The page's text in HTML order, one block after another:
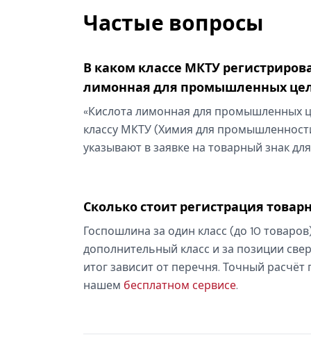
Частые вопросы
В каком классе МКТУ
лимонная для промышленных
«Кислота лимонная для промышленных
классу МКТУ (Химия для
указывают в заявке на товарный знак
Сколько стоит регистрация
Госпошлина за один класс (до 10
дополнительный класс и за позиции
итог зависит от перечня. Точный
нашем бесплатном сервисе.